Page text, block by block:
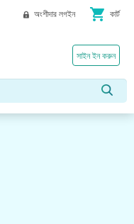
অংশীদার লগইন shopping_cart কার্ট
সাইন ইন করুন